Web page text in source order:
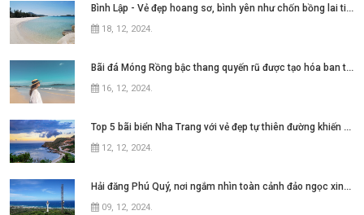
Bình Lập - Vẻ đẹp hoang sơ, bình yên như chốn bồng lai tiên cảnh
18, 12, 2024
Bãi đá Móng Rồng bậc thang quyến rũ được tạo hóa ban tặng cho Cô Tô
16, 12, 2024
Top 5 bãi biển Nha Trang với vẻ đẹp tự thiên đường khiến bao người thương nhớ
12, 12, 2024
Hải đăng Phú Quý, nơi ngắm nhìn toàn cảnh đảo ngọc xinh đẹp
09, 12, 2024